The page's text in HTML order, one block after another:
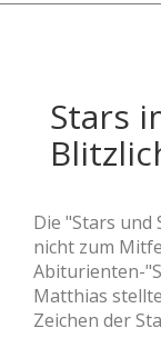
Stars
Die "Stars und
nicht zum
Abiturienten-
Matthias
Zeichen der